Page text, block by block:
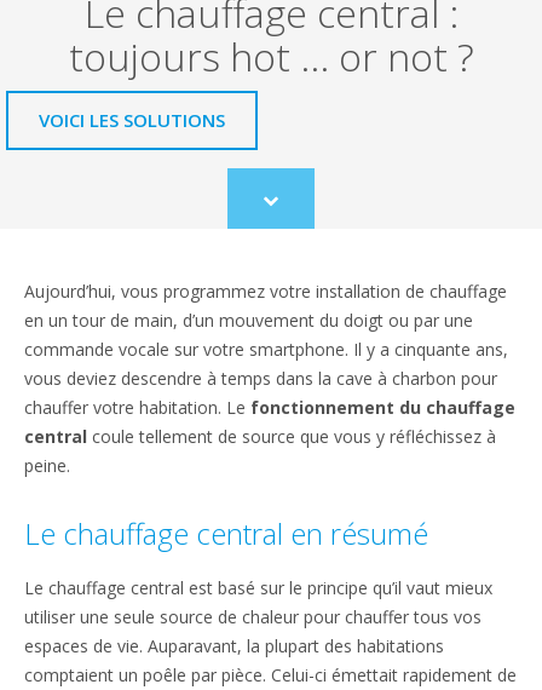
Le chauffage central :
toujours hot ... or not ?
VOICI LES SOLUTIONS
Scroll
to
Aujourd’hui, vous programmez votre installation de chauffage
en un tour de main, d’un mouvement du doigt ou par une
commande vocale sur votre smartphone. Il y a cinquante ans,
vous deviez descendre à temps dans la cave à charbon pour
chauffer votre habitation. Le fonctionnement du chauffage
central coule tellement de source que vous y réfléchissez à
peine.
Le chauffage central en résumé
Le chauffage central est basé sur le principe qu’il vaut mieux
utiliser une seule source de chaleur pour chauffer tous vos
espaces de vie. Auparavant, la plupart des habitations
comptaient un poêle par pièce. Celui-ci émettait rapidement de